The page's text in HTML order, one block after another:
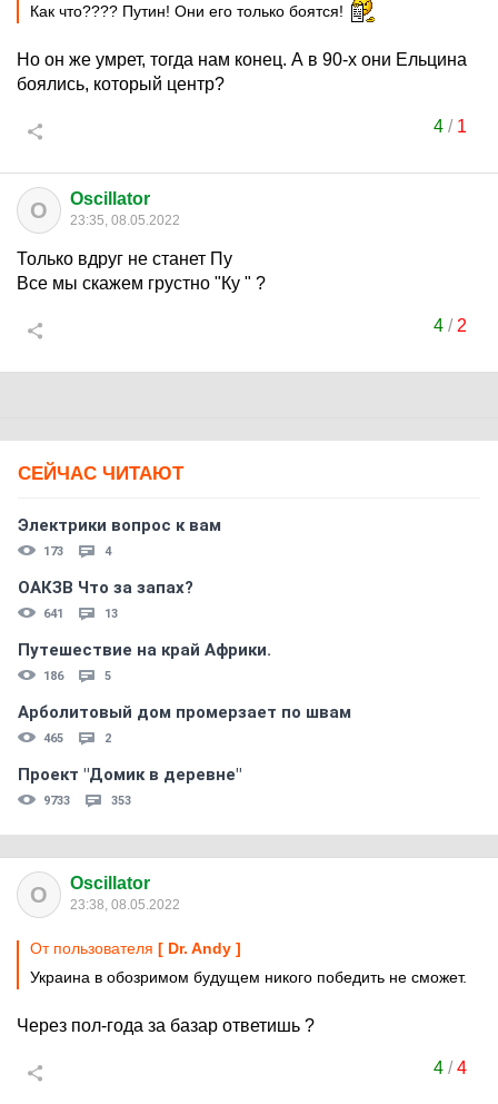
Как что???? Путин! Они его только боятся!
Но он же умрет, тогда нам конец. А в 90-х они Ельцина
боялись, который центр?
4/ 1
O Oscillator
23:35, 08.05.2022
Только вдруг не станет Пу
Все мы скажем грустно "Ку " ?
4/ 2
СЕЙЧАС ЧИТАЮТ
Электрики вопрос к вам
173 4
ОАКЗВ Что за запах?
641 13
Путешествие на край Африки.
186 5
Арболитовый дом промерзает по швам
465 2
Проект "Домик в деревне"
9733 353
O Oscillator
23:38, 08.05.2022
От пользователя [ Dr. Andy ]
Украина в обозримом будущем никого победить не сможет.
Через пол-года за базар ответишь ?
4/4